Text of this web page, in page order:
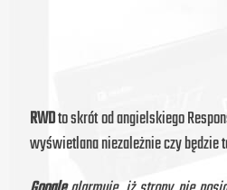
RWDto skrót od angielskiego
wyświetlana niezależnie czy będzie